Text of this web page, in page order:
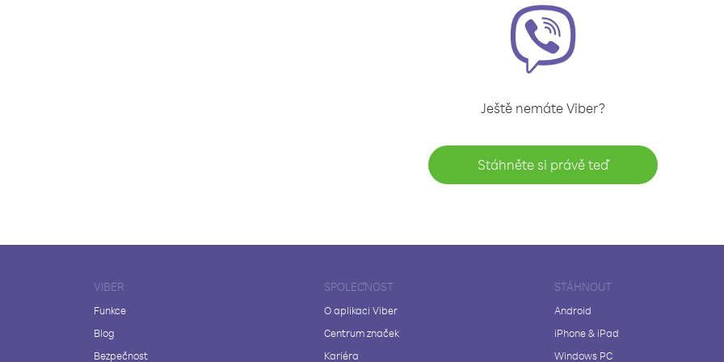
Ještě nemáte Viber?
Stáhněte si právě teď
VIBER
Funkce
Blog
Bezpečnost
SPOLEČNOST
O aplikaci Viber
Centrum značek
Kariéra
STÁHNOUT
Android
iPhone & iPad
Windows PC